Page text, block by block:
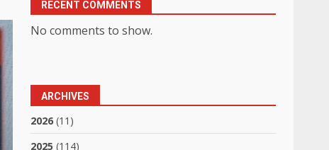
RECENT COMMENTS
No comments to show.
ARCHIVES
2026 (11)
2025 (114)